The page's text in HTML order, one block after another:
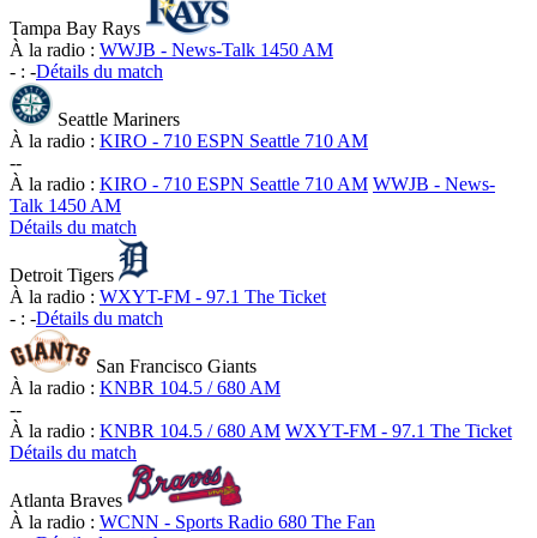
Tampa Bay Rays
À la radio : WWJB - News-Talk 1450 AM
- : -Détails du match
Seattle Mariners
À la radio : KIRO - 710 ESPN Seattle 710 AM
--
À la radio : KIRO - 710 ESPN Seattle 710 AM WWJB - News-
Talk 1450 AM
Détails du match
Detroit Tigers
À la radio : WXYT-FM - 97.1 The Ticket
- : -Détails du match
San Francisco Giants
À la radio : KNBR 104.5 / 680 AM
--
À la radio : KNBR 104.5 / 680 AM WXYT-FM - 97.1 The Ticket
Détails du match
Atlanta Braves
À la radio : WCNN - Sports Radio 680 The Fan